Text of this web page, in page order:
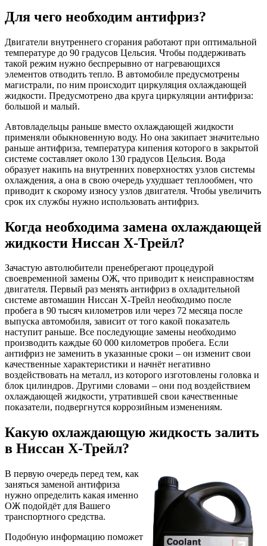
Для чего необходим антифриз?
Двигатели внутреннего сгорания работают при оптимальной
температуре до 90 градусов Цельсия. Чтобы поддерживать
такой режим нужно беспрерывно от нагревающихся
элементов отводить тепло. В автомобиле предусмотрены
магистрали, по ним происходит циркуляция охлаждающей
жидкости. Предусмотрено два круга циркуляции антифриза:
большой и малый.
Автовладельцы раньше вместо охлаждающей жидкости
применяли обыкновенную воду. Но она закипает значительно
раньше антифриза, температура кипения которого в закрытой
системе составляет около 130 градусов Цельсия. Вода
образует накипь на внутренних поверхностях узлов системы
охлаждения, а она в свою очередь ухудшает теплообмен, что
приводит к скорому износу узлов двигателя. Чтобы увеличить
срок их службы нужно использовать антифриз.
Когда необходима замена охлаждающей
жидкости Ниссан Х-Трейл?
Зачастую автолюбители пренебрегают процедурой
своевременной замены ОЖ, что приводит к неисправностям
двигателя. Первый раз менять антифриз в охладительной
системе автомашин Ниссан Х-Трейл необходимо после
пробега в 90 тысяч километров или через 72 месяца после
выпуска автомобиля, зависит от того какой показатель
наступит раньше. Все последующие замены необходимо
производить каждые 60 000 километров пробега. Если
антифриз не заменить в указанные сроки – он изменит свои
качественные характеристики и начнёт негативно
воздействовать на металл, из которого изготовлены головка и
блок цилиндров. Другими словами – они под воздействием
охлаждающей жидкости, утратившей свои качественные
показатели, подвергнутся коррозийным изменениям.
Какую охлаждающую жидкость залить
в Ниссан Х-Трейл?
В первую очередь перед тем, как
заняться заменой антифриза
нужно определить какая именно
ОЖ подойдёт для Вашего
транспортного средства.
Подобную информацию поможет